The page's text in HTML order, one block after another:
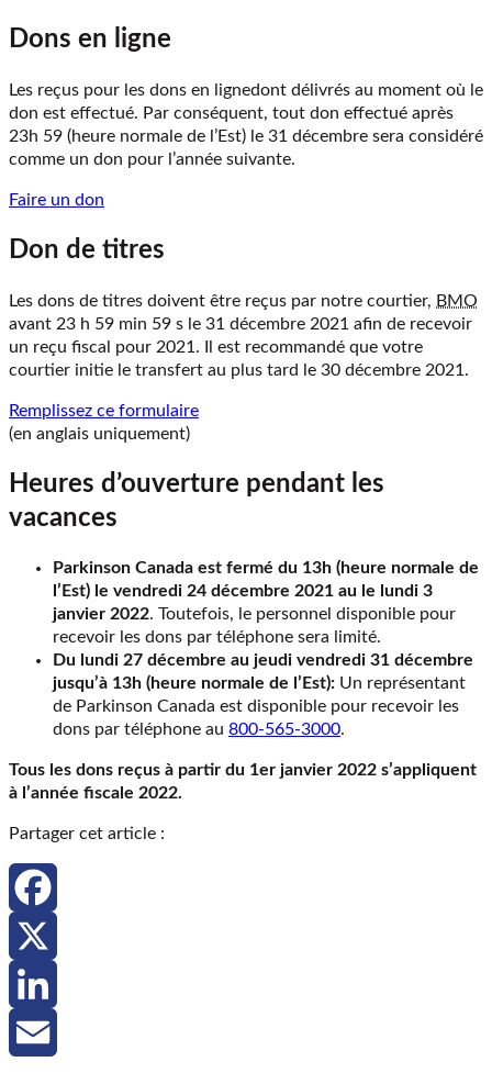
Dons en ligne
Les reçus pour les dons en lignedont délivrés au moment où le
don est effectué. Par conséquent, tout don effectué après
23h 59 (heure normale de l’Est) le 31 décembre sera considéré
comme un don pour l’année suivante.
Faire un don
Don de titres
Les dons de titres doivent être reçus par notre courtier, BMO
avant 23 h 59 min 59 s le 31 décembre 2021 afin de recevoir
un reçu fiscal pour 2021 . Il est recommandé que votre
courtier initie le transfert au plus tard le 30 décembre 2021 .
Remplissez ce formulaire
(en anglais uniquement)
Heures d’ouverture pendant les
vacances
Parkinson Canada est fermé du 13h (heure normale de
l’Est) le vendredi 24 décembre 2021 au le lundi 3
janvier 2022. Toutefois, le personnel disponible pour
recevoir les dons par téléphone sera limité.
Du lundi 27 décembre au jeudi vendredi 31 décembre
jusqu’à 13h (heure normale de l’Est): Un représentant
de Parkinson Canada est disponible pour recevoir les
dons par téléphone au 800-565-3000.
Tous les dons reçus à partir du 1er janvier 2022 s’appliquent
à l’année fiscale 2022.
Partager cet article :
Facebook
X
LinkedIn